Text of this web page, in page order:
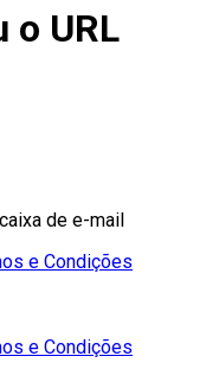
o URL
de e-mail
e Condições
e Condições